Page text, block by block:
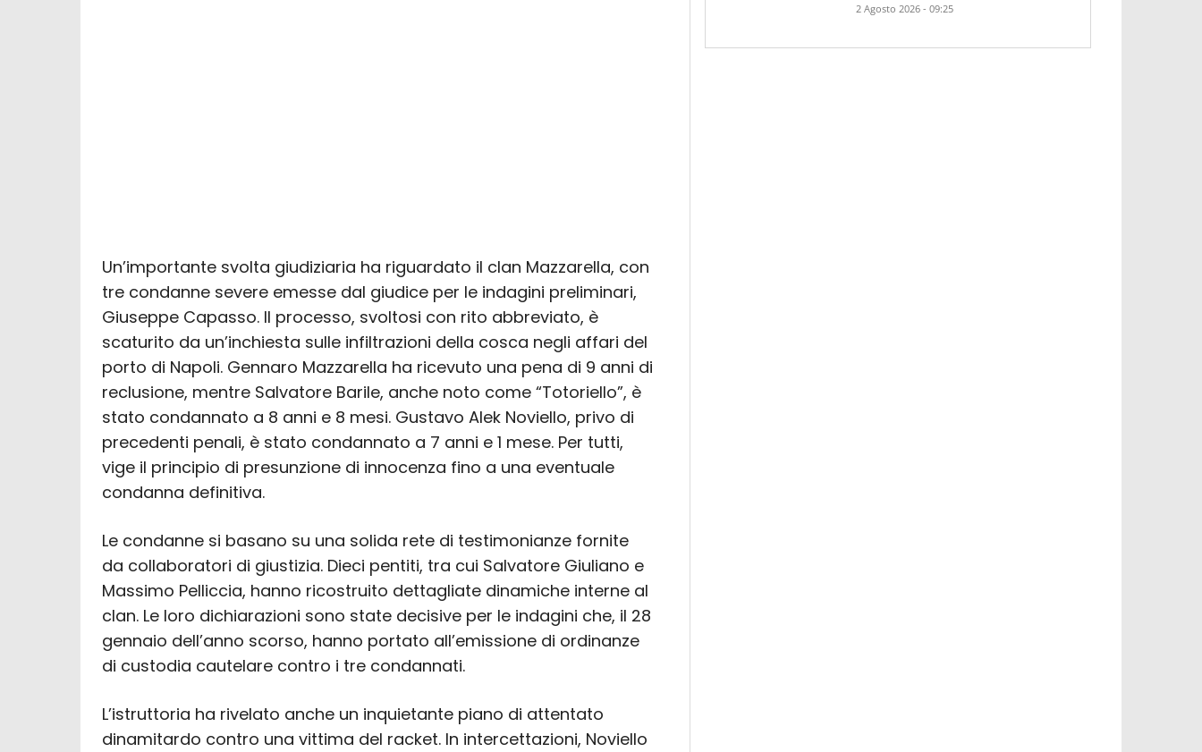
2 Agosto 2026 - 09:25
Un’importante svolta giudiziaria ha riguardato il clan Mazzarella, con
tre condanne severe emesse dal giudice per le indagini preliminari,
Giuseppe Capasso. Il processo, svoltosi con rito abbreviato, è
scaturito da un’inchiesta sulle infiltrazioni della cosca negli affari del
porto di Napoli. Gennaro Mazzarella ha ricevuto una pena di 9 anni di
reclusione, mentre Salvatore Barile, anche noto come “Totoriello”, è
stato condannato a 8 anni e 8 mesi. Gustavo Alek Noviello, privo di
precedenti penali, è stato condannato a 7 anni e 1 mese. Per tutti,
vige il principio di presunzione di innocenza fino a una eventuale
condanna definitiva.
Le condanne si basano su una solida rete di testimonianze fornite
da collaboratori di giustizia. Dieci pentiti, tra cui Salvatore Giuliano e
Massimo Pelliccia, hanno ricostruito dettagliate dinamiche interne al
clan. Le loro dichiarazioni sono state decisive per le indagini che, il 28
gennaio dell’anno scorso, hanno portato all’emissione di ordinanze
di custodia cautelare contro i tre condannati.
L’istruttoria ha rivelato anche un inquietante piano di attentato
dinamitardo contro una vittima del racket. In intercettazioni, Noviello